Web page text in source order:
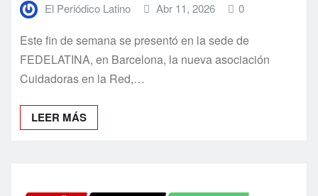
El Periódico Latino Abr 11, 2026 0
Este fin de semana se presentó en la sede de
FEDELATINA, en Barcelona, la nueva asociación
Cuidadoras en la Red,…
LEER MÁS